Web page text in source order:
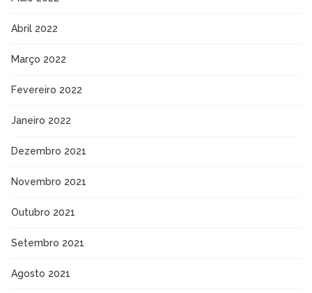
Abril 2022
Março 2022
Fevereiro 2022
Janeiro 2022
Dezembro 2021
Novembro 2021
Outubro 2021
Setembro 2021
Agosto 2021